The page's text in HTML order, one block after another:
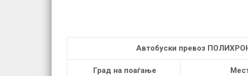
Автобуски превоз
Град на поаѓање